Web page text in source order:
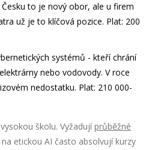
to je nový obor, ale u firem
už je to klíčová pozice. Plat: 200
systémů - kteří chrání
nebo vodovody. V roce
nedostatku. Plat: 210 000-
školu. Vyžadují průběžné
etickou AI často absolvují kurzy